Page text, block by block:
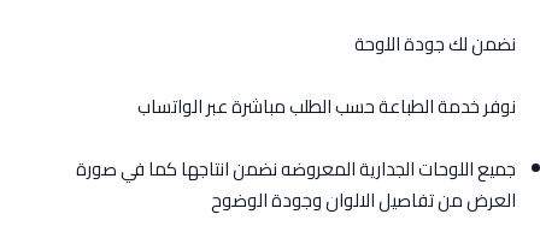
نضمن لك جودة اللوحة
نوفر خدمة الطباعة حسب الطلب مباشرة عبر الواتساب
جميع اللوحات الجدارية المعروضه نضمن انتاجها كما في صورة
العرض من تفاصيل الالوان وجودة الوضوح